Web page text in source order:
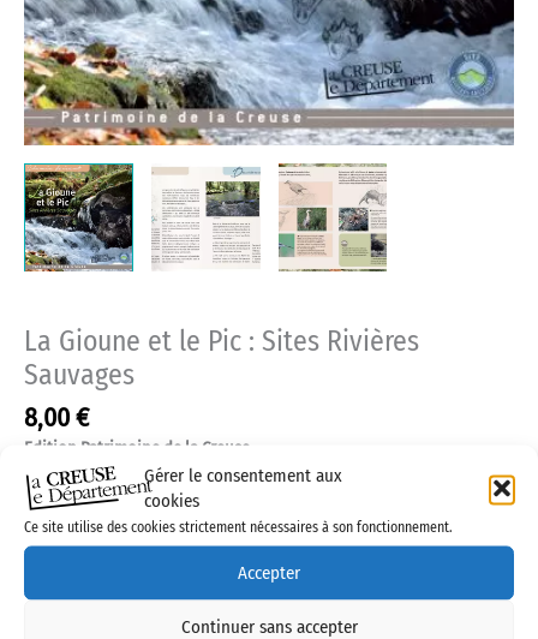
Gérer le consentement aux
cookies
Ce site utilise des cookies strictement nécessaires à son fonctionnement.
Accepter
Continuer sans accepter
La Gioune et le Pic : Sites Rivières
Sauvages
8,00€
Edition Patrimoine de la Creuse
Collection Chemin Faisant
Service Patrimoine, Conseil départemental de la Creuse
ISBN : 979-10-91122-28-3
130 grammes, 48 pages, 21 X 21cm
Le label « Site Rivières Sauvages », valorisation collective d’un